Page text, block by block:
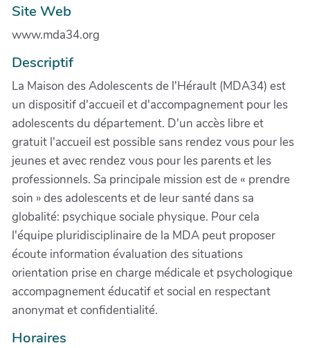
Site Web
www.mda34.org
Descriptif
La Maison des Adolescents de l'Hérault (MDA34) est
un dispositif d'accueil et d'accompagnement pour les
adolescents du département. D'un accès libre et
gratuit l'accueil est possible sans rendez vous pour les
jeunes et avec rendez vous pour les parents et les
professionnels. Sa principale mission est de « prendre
soin » des adolescents et de leur santé dans sa
globalité: psychique sociale physique. Pour cela
l'équipe pluridisciplinaire de la MDA peut proposer
écoute information évaluation des situations
orientation prise en charge médicale et psychologique
accompagnement éducatif et social en respectant
anonymat et confidentialité.
Horaires